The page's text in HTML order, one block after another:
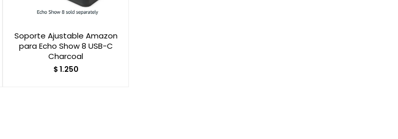
Soporte Ajustable Amazon
para Echo Show 8 USB-C
Charcoal
$ 1.250